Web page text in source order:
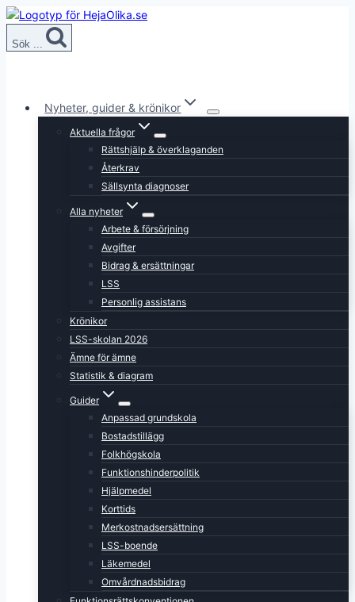
Skip
content
Sök ...
Nyheter, guider & krönikor
Aktuella frågor
Rättshjälp & överklaganden
Återkrav
Sällsynta diagnoser
Alla nyheter
Arbete & försörjning
Avgifter
Bidrag & ersättningar
LSS
Personlig assistans
Krönikor
LSS-skolan 2026
Ämne för ämne
Statistik & diagram
Guider
Anpassad grundskola
Bostadstillägg
Folkhögskola
Funktionshinderpolitik
Hjälpmedel
Korttids
Merkostnadsersättning
LSS-boende
Läkemedel
Omvårdnadsbidrag